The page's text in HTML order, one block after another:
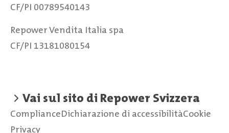
CF/PI 00789540143
Repower Vendita Italia spa
CF/PI 13181080154
Vai sul sito di Repower Svizzera
ComplianceDichiarazione di accessibilitàCookie
Privacy